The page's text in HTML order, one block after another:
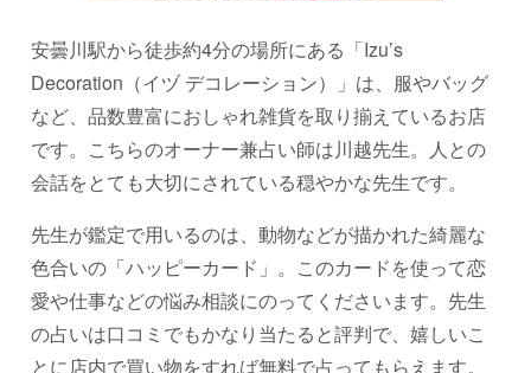
安曇川駅から徒歩約4分の場所にある「Izu’s
Decoration（イヅ デコレーション）」は、服やバッグ
など、品数豊富におしゃれ雑貨を取り揃えているお店
です。こちらのオーナー兼占い師は川越先生。人との
会話をとても大切にされている穏やかな先生です。
先生が鑑定で用いるのは、動物などが描かれた綺麗な
色合いの「ハッピーカード」。このカードを使って恋
愛や仕事などの悩み相談にのってくださいます。先生
の占いは口コミでもかなり当たると評判で、嬉しいこ
とに店内で買い物をすれば無料で占ってもらえます。